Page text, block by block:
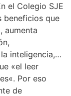
el Colegio SJE
beneficios que
aumenta
inteligencia,…
«el leer
Por eso
de